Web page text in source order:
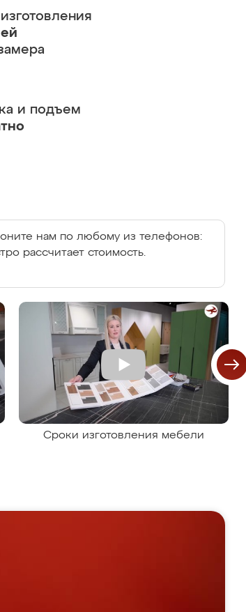
и подъем
нам по любому из телефонов:
рассчитает стоимость.
Сроки изготовления мебели